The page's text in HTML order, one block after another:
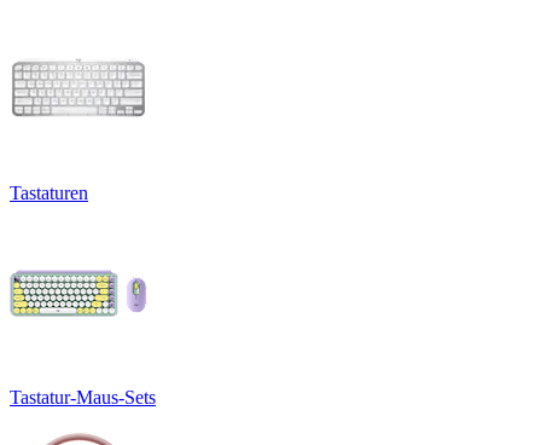
Tastaturen
Tastatur-Maus-Sets